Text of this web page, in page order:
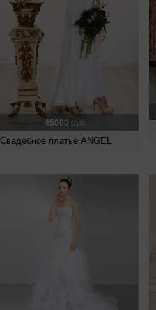
45000 руб.
Свадебное платье ANGEL